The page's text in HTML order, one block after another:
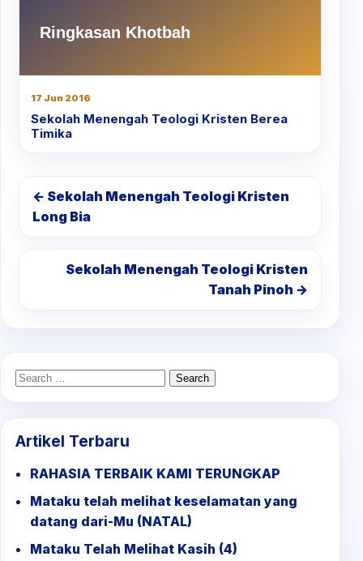
17 Jun 2016
Sekolah Menengah Teologi Kristen Berea
Timika
← Sekolah Menengah Teologi Kristen
Long Bia
Sekolah Menengah Teologi Kristen
Tanah Pinoh →
Search
Artikel Terbaru
RAHASIA TERBAIK KAMI TERUNGKAP
Mataku telah melihat keselamatan yang
datang dari-Mu (NATAL)
Mataku Telah Melihat Kasih (4)